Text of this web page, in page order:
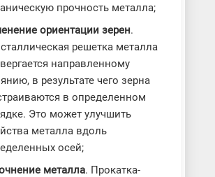
прочность металла;
ориентации зерен.
решетка металла
направленному
в результате чего зерна
в определенном
Это может улучшить
металла вдоль
осей;
металла. Прокатка-